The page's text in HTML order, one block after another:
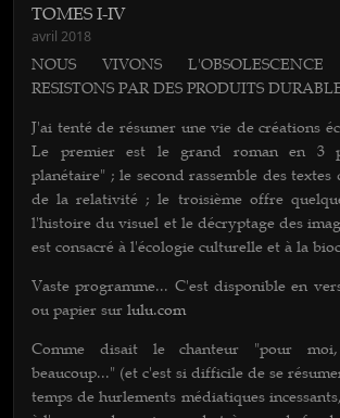
TOMES I-IV
avril 2018
NOUS VIVONS L'OBSOLESCENCE
RESISTONS PAR DES PRODUITS
J'ai tenté de résumer une vie de créations
Le premier est le grand roman en 3
planétaire" ; le second rassemble des
de la relativité ; le troisième offre
l'histoire du visuel et le décryptage des
est consacré à l'écologie culturelle et à la
Vaste programme... C'est disponible en
ou papier sur lulu.com
Comme disait le chanteur "pour
beaucoup..." (et c'est si difficile de se
temps de hurlements médiatiques